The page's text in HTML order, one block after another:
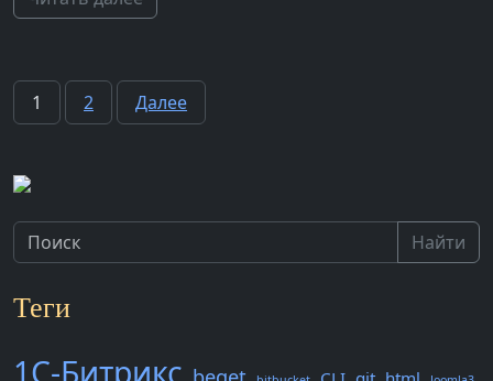
Пагинация
1 2 Далее
Найти
Теги
1С-Битрикс